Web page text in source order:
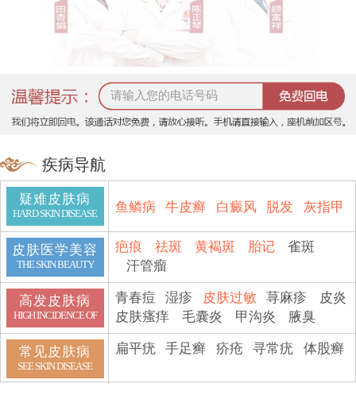
疾病导航
疑难皮肤病
HARD SKIN DISEASE 鱼鳞病 牛皮癣 白癜风 脱发 灰指甲
皮肤医学美容
THE SKIN BEAUTY
疤痕 祛斑 黄褐斑 胎记
雀斑
汗管瘤
高发皮肤病
HIGH INCIDENCE OF
青春痘 湿疹 皮肤过敏 荨麻疹
皮炎
皮肤瘙痒
毛囊炎 甲沟炎 腋臭
常见皮肤病
SEE SKIN DISEASE
扁平疣 手足癣 疥疮 寻常疣 体股癣